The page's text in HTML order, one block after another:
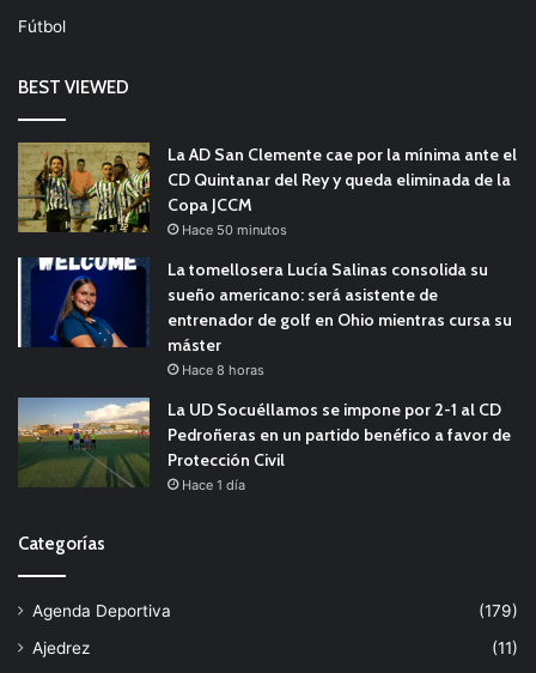
Fútbol
BEST VIEWED
La AD San Clemente cae por la mínima ante el
CD Quintanar del Rey y queda eliminada de la
Copa JCCM
Hace 50 minutos
La tomellosera Lucía Salinas consolida su
sueño americano: será asistente de
entrenador de golf en Ohio mientras cursa su
máster
Hace 8 horas
La UD Socuéllamos se impone por 2-1 al CD
Pedroñeras en un partido benéfico a favor de
Protección Civil
Hace 1 día
Categorías
Agenda Deportiva
(179)
Ajedrez
(11)